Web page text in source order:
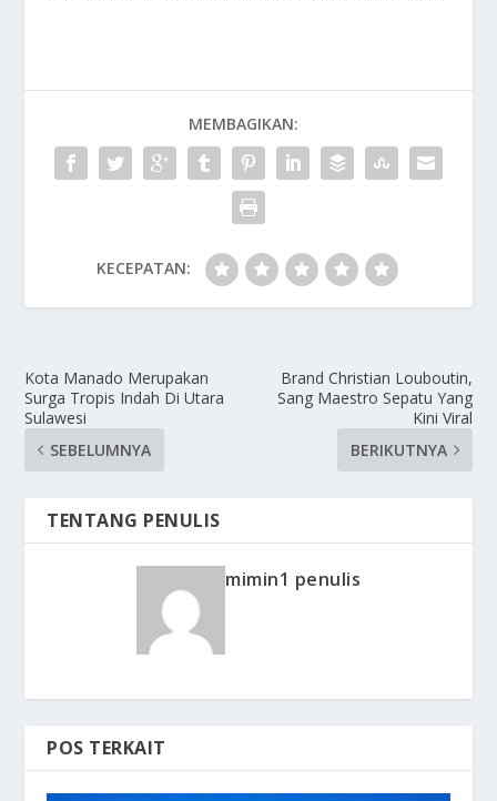
MEMBAGIKAN:
KECEPATAN:
Kota Manado Merupakan
Surga Tropis Indah Di Utara
Sulawesi
SEBELUMNYA
Brand Christian Louboutin,
Sang Maestro Sepatu Yang
Kini Viral
BERIKUTNYA
TENTANG PENULIS
mimin1 penulis
POS TERKAIT